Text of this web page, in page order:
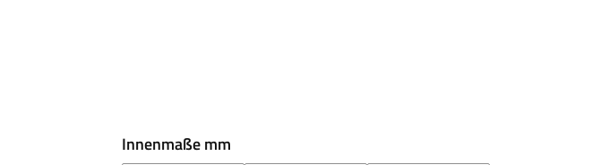
Innenmaße mmauswählen